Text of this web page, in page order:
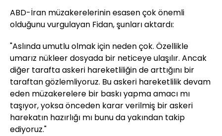
ABD-İran müzakerelerinin esasen çok önemli
olduğunu vurgulayan Fidan, şunları aktardı:
"Aslında umutlu olmak için neden çok. Özellikle
umarız nükleer dosyada bir neticeye ulaşılır. Ancak
diğer tarafta askeri hareketliliğin de arttığını bir
taraftan gözlemliyoruz. Bu askeri hareketlilik devam
eden müzakerelere bir baskı yapma amacı mı
taşıyor, yoksa önceden karar verilmiş bir askeri
harekatın hazırlığı mı bunu da yakından takip
ediyoruz."